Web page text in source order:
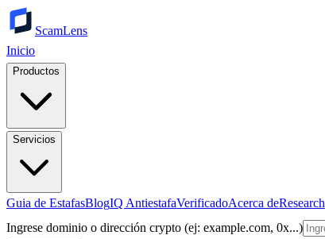
ScamLens
Inicio
Productos
Servicios
Guia de EstafasBlogIQ AntiestafaVerificadoAcerca deResearch
Ingrese dominio o dirección crypto (ej: example.com, 0x...)